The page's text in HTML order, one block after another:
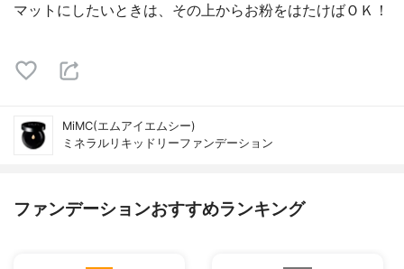
マットにしたいときは、その上からお粉をはたけばＯＫ！
MiMC(エムアイエムシー)
ミネラルリキッドリーファンデーション
ファンデーションおすすめランキング